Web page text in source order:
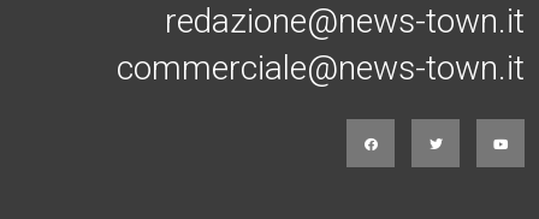
redazione@news-town.it
commerciale@news-town.it